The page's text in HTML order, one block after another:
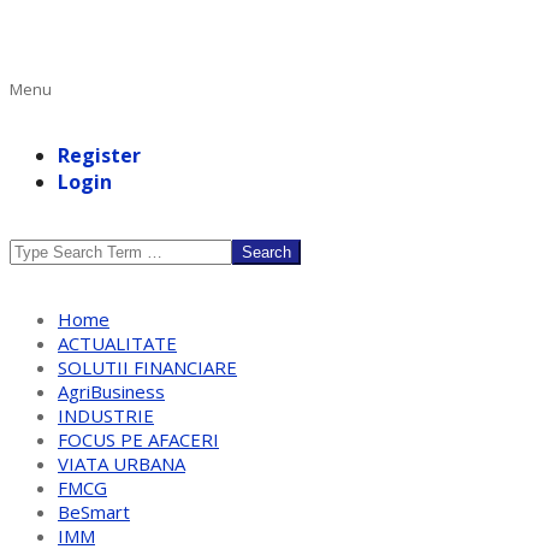
Primary
Menu
Register
Login
Search
Home
ACTUALITATE
SOLUTII FINANCIARE
AgriBusiness
INDUSTRIE
FOCUS PE AFACERI
VIATA URBANA
FMCG
BeSmart
IMM